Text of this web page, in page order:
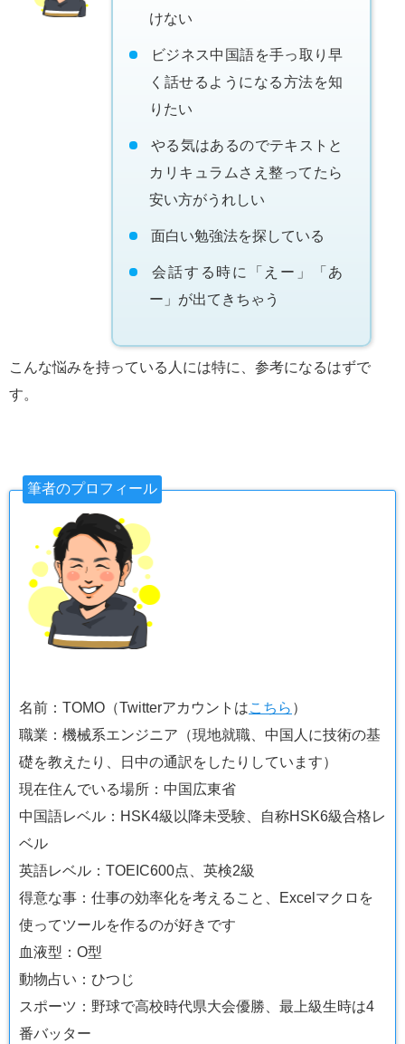
けない
ビジネス中国語を手っ取り早
く話せるようになる方法を知
りたい
やる気はあるのでテキストと
カリキュラムさえ整ってたら
安い方がうれしい
面白い勉強法を探している
会話する時に「えー」「あ
ー」が出てきちゃう
こんな悩みを持っている人には特に、参考になるはずで
す。
筆者のプロフィール
名前：TOMO（Twitterアカウントはこちら ）
職業：機械系エンジニア（現地就職、中国人に技術の基
礎を教えたり、日中の通訳をしたりしています）
現在住んでいる場所：中国広東省
中国語レベル：HSK4級以降未受験、自称HSK6級合格レ
ベル
英語レベル：TOEIC600点、英検2級
得意な事：仕事の効率化を考えること、Excelマクロを
使ってツールを作るのが好きです
血液型：O型
動物占い：ひつじ
スポーツ：野球で高校時代県大会優勝、最上級生時は4
番バッター